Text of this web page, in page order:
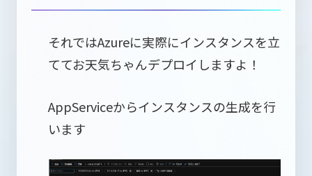
それではAzureに実際にインスタンスを立
ててお天気ちゃんデプロイしますよ！
AppServiceからインスタンスの生成を行
います